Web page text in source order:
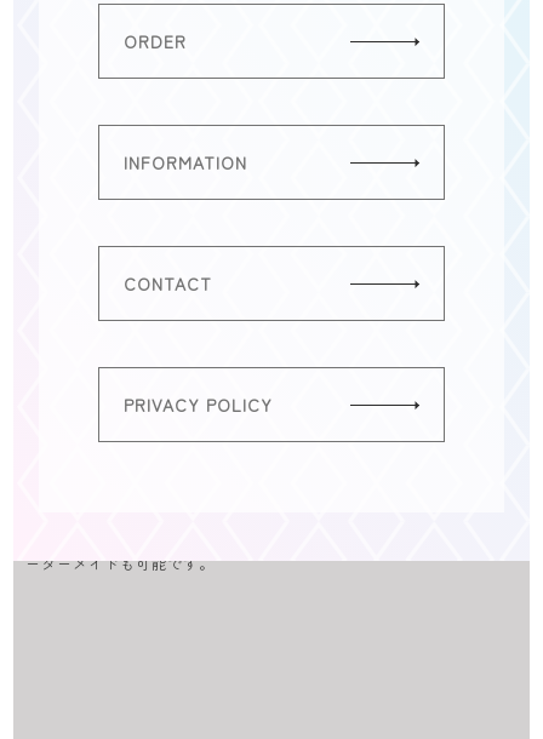
ORDER
INFORMATION
CONTACT
PRIVACY POLICY
ーダーメイドも可能です。